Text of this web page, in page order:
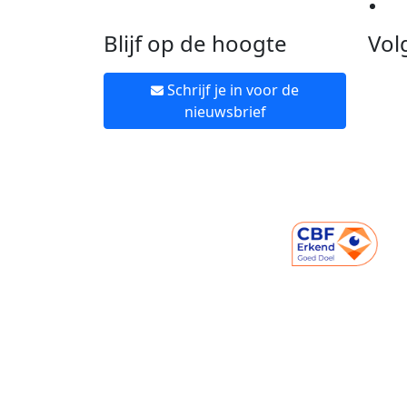
Blijf op de hoogte
Schrijf je in voor de
nieuwsbrief